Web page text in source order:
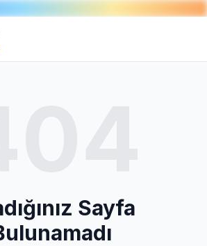
Sayfa